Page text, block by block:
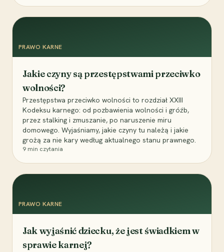
PRAWO KARNE
Jakie czyny są przestępstwami przeciwko
wolności?
Przestępstwa przeciwko wolności to rozdział XXIII
Kodeksu karnego: od pozbawienia wolności i gróźb,
przez stalking i zmuszanie, po naruszenie miru
domowego. Wyjaśniamy, jakie czyny tu należą i jakie
grożą za nie kary według aktualnego stanu prawnego.
9 min czytania
PRAWO KARNE
Jak wyjaśnić dziecku, że jest świadkiem w
sprawie karnej?